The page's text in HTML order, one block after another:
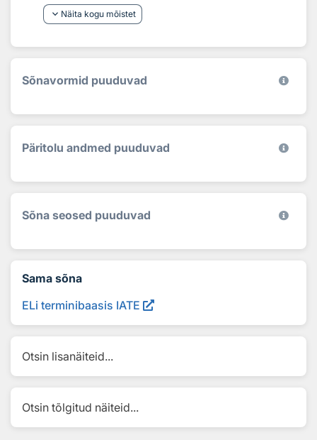
keyboard_arrow_down Näita kogu mõistet
Sõnavormid puuduvad
Päritolu andmed puuduvad
Sõna seosed puuduvad
Sama sõna
ELi terminibaasis IATE
Otsin lisanäiteid...
Otsin tõlgitud näiteid...